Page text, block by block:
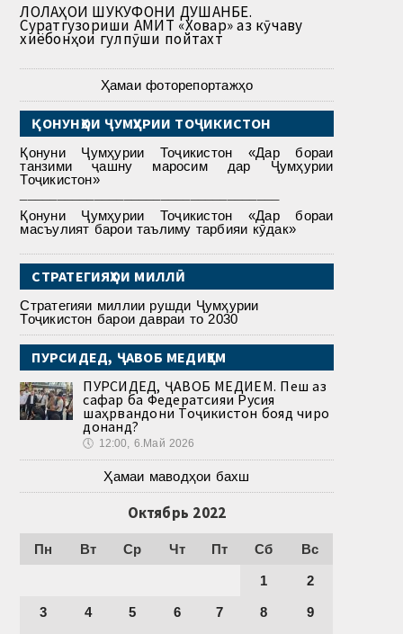
ЛОЛАҲОИ ШУКУФОНИ ДУШАНБЕ.
Суратгузориши АМИТ «Ховар» аз кӯчаву
хиёбонҳои гулпӯши пойтахт
Ҳамаи фоторепортажҳо
ҚОНУНҲОИ ҶУМҲУРИИ ТОҶИКИСТОН
Қонуни Ҷумҳурии Тоҷикистон «Дар бораи
танзими ҷашну маросим дар Ҷумҳурии
Тоҷикистон»
Қонуни Ҷумҳурии Тоҷикистон «Дар бораи
масъулият барои таълиму тарбияи кӯдак»
СТРАТЕГИЯҲОИ МИЛЛӢ
Стратегияи миллии рушди Ҷумҳурии
Тоҷикистон барои давраи то 2030
ПУРСИДЕД, ҶАВОБ МЕДИҲЕМ
ПУРСИДЕД, ҶАВОБ МЕДИҲЕМ. Пеш аз
сафар ба Федератсияи Русия
шаҳрвандони Тоҷикистон бояд чиро
донанд?
🕔 12:00, 6.Май 2026
Ҳамаи маводҳои бахш
Октябрь 2022
Пн Вт Ср Чт Пт Сб Вс
1 2
3 4 5 6 7 8 9